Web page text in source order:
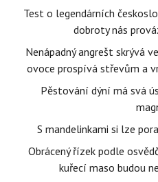
Test o legendárních
dobroty nás
Nenápadný angrešt skrývá
ovoce prospívá střevům a
Pěstování dýní má svá
S mandelinkami si lze
Obrácený řízek podle
kuřecí maso budou